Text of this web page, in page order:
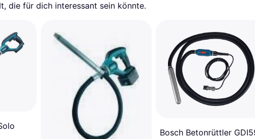
die für dich interessant sein könnte.
Bosch Betonrüttler